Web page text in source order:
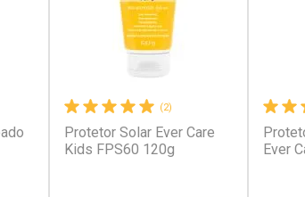
(2)
Protetor Solar Ever Care
Kids FPS60 120g
Ever